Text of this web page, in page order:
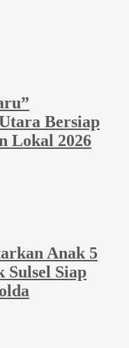
Bersiap
Lokal 2026
Anak 5
Sulsel Siap